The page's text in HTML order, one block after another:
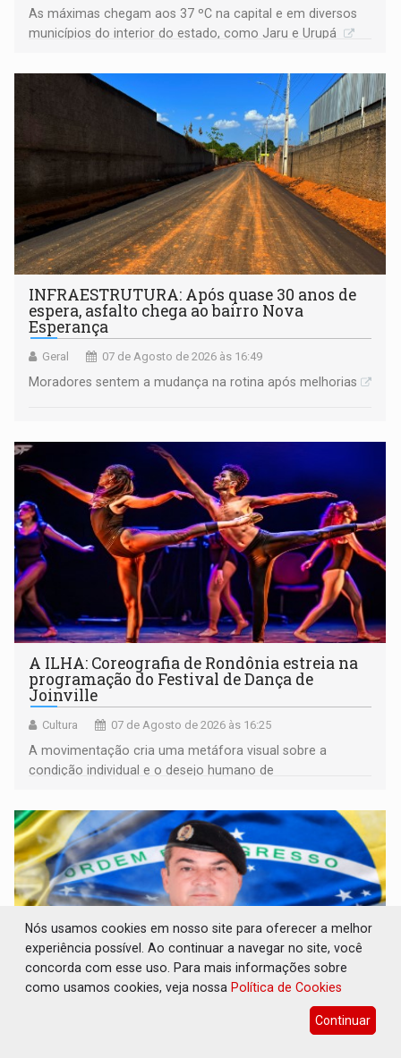
As máximas chegam aos 37 ºC na capital e em diversos
municípios do interior do estado, como Jaru e Urupá
INFRAESTRUTURA: Após quase 30 anos de
espera, asfalto chega ao bairro Nova
Esperança
Geral 07 de Agosto de 2026 às 16:49
Moradores sentem a mudança na rotina após melhorias
A ILHA: Coreografia de Rondônia estreia na
programação do Festival de Dança de
Joinville
Cultura 07 de Agosto de 2026 às 16:25
A movimentação cria uma metáfora visual sobre a
condição individual e o desejo humano de
ELEIÇÕES 2026: Sargento Mouza esclarece
Nós usamos cookies em nosso site para oferecer a melhor
experiência possível. Ao continuar a navegar no site, você
concorda com esse uso. Para mais informações sobre
como usamos cookies, veja nossa Política de Cookies
Continuar